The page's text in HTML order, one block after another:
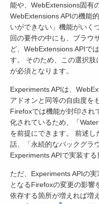
能や、WebExtensions固有
WebExtensions APIの機能
いができない」機能がいく
回の要件の中にも、ブラウ
ど、WebExtensions APIで
す。 そのため、この選択肢
が必須となります。
Experiments APIは、
アドオンと同等の自由度を
Firefoxでは機能が封印され
化されているため、「
を前提にできます。 前述
話、「永続的なバックグラ
Experiments APIで実装する
ただ、Experiments APIの
となるFirefoxの変更の影響
依存する箇所が増えれば増